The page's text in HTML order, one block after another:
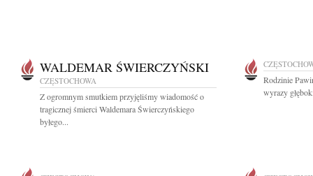
WALDEMAR ŚWIERCZYŃSKI
CZĘSTOCHOWA
Z ogromnym smutkiem przyjęliśmy wiadomość o
tragicznej śmierci Waldemara Świerczyńskiego
byłego...
Rodzinie
wyrazy